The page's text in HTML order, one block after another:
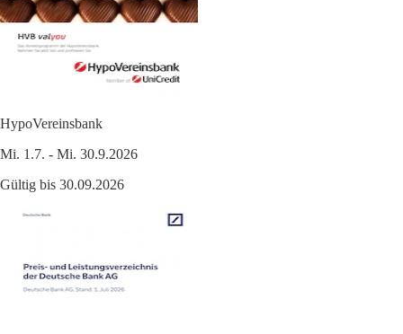
HypoVereinsbank
Mi. 1.7. - Mi. 30.9.2026
Gültig bis 30.09.2026